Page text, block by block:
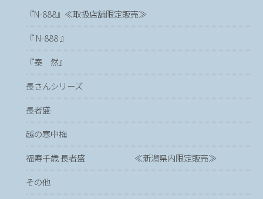
『N-888』≪取扱店舗限定販売≫
『 N-888 』
『泰 然』
長さんシリーズ
長者盛
越の寒中梅
福寿千歳 長者盛 ≪新潟県内限定販売≫
その他